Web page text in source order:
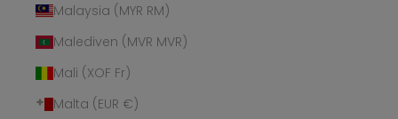
Malaysia (MYR RM)
Malediven (MVR MVR)
Mali (XOF Fr)
Malta (EUR €)